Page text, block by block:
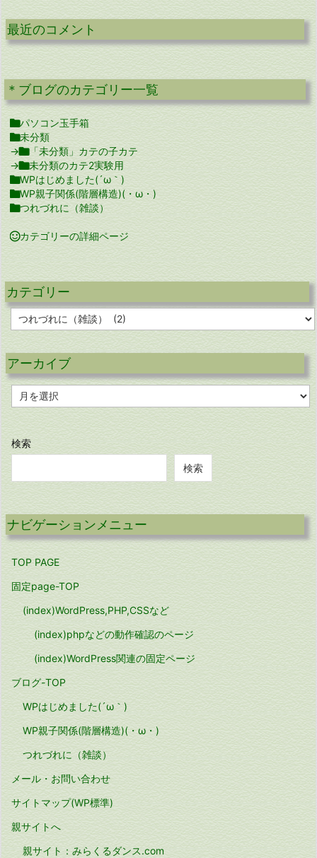
最近のコメント
＊ブログのカテゴリー一覧
パソコン玉手箱
未分類
→「未分類」カテの子カテ
→未分類のカテ2実験用
WPはじめました(´ω｀)
WP親子関係(階層構造)(・ω・)
つれづれに（雑談）
カテゴリーの詳細ページ
カテゴリー
テ
リ
ー
アーカイブ
ア
ー
ブ
検索
検索
ナビゲーションメニュー
TOP PAGE
固定page-TOP
(index)WordPress,PHP,CSSなど
(index)phpなどの動作確認のページ
(index)WordPress関連の固定ページ
ブログ-TOP
WPはじめました(´ω｀)
WP親子関係(階層構造)(・ω・)
つれづれに（雑談）
メール・お問い合わせ
サイトマップ(WP標準)
親サイトへ
親サイト：みらくるダンス.com